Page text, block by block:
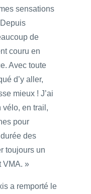
sensations
de
couru en
Avec toute
d’y aller,
mieux ! J’ai
vélo, en trail,
pour
des
toujours un
VMA. »
a remporté le